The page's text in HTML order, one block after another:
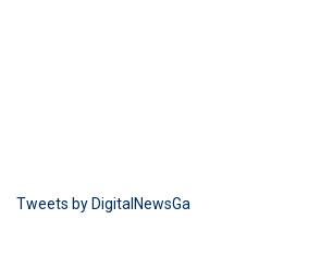
Tweets by DigitalNewsGa